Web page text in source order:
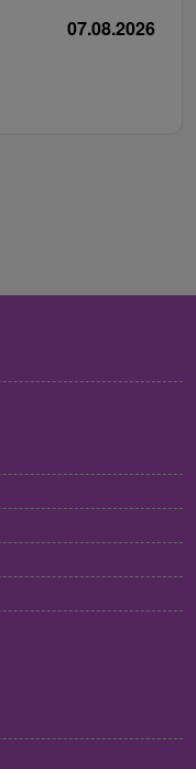
07.08.2026